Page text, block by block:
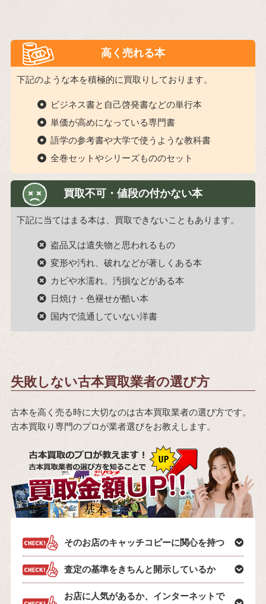
高く売れる本
下記のような本を積極的に買取りしております。
ビジネス書と自己啓発書などの単行本
単価が高めになっている専門書
語学の参考書や大学で使うような教科書
全巻セットやシリーズもののセット
買取不可・値段の付かない本
下記に当てはまる本は、買取できないこともあります。
盗品又は遺失物と思われるもの
変形や汚れ、破れなどが著しくある本
カビや水濡れ、汚損などがある本
日焼け・色褪せが酷い本
国内で流通していない洋書
失敗しない古本買取業者の選び方
古本を高く売る時に大切なのは古本買取業者の選び方です。
古本買取り専門のプロが業者選びをお教えします。
そのお店のキャッチコピーに関心を持つ
査定の基準をきちんと開示しているか
お店に人気があるか、インターネットで